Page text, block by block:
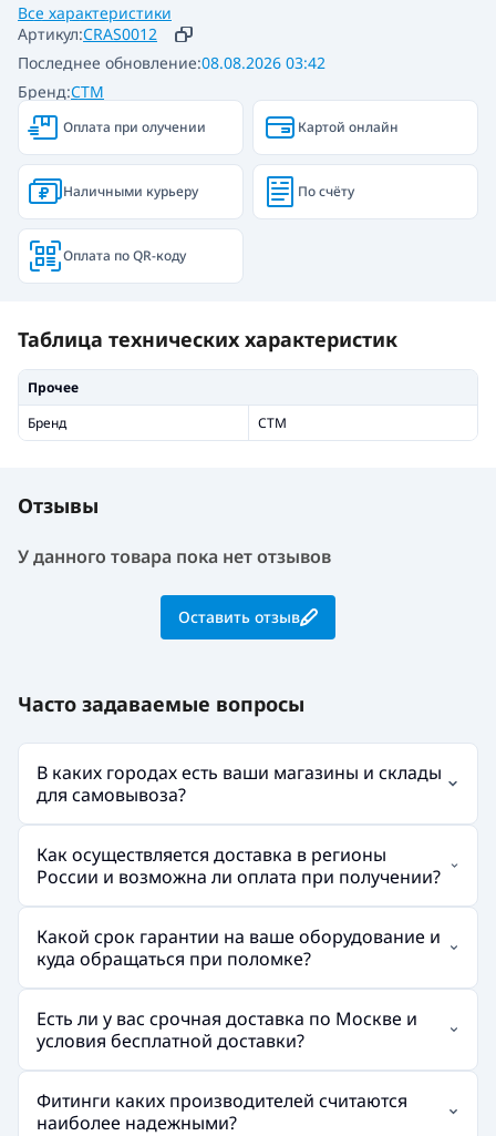
Артикул:CRAS0012
Бренд:СТМ
Последнее обновление:08.08.2026 03:42
Все характеристики
Оплата при олучении Картой онлайн
Наличными курьеру По счёту
Оплата по QR-коду
Таблица технических характеристик
Прочее
Бренд
СТМ
Отзывы
У данного товара пока нет отзывов
Оставить отзыв
Часто задаваемые вопросы
В каких городах есть ваши магазины и склады
для самовывоза?
Как осуществляется доставка в регионы
России и возможна ли оплата при получении?
Какой срок гарантии на ваше оборудование и
куда обращаться при поломке?
Есть ли у вас срочная доставка по Москве и
условия бесплатной доставки?
Фитинги каких производителей считаются
наиболее надежными?